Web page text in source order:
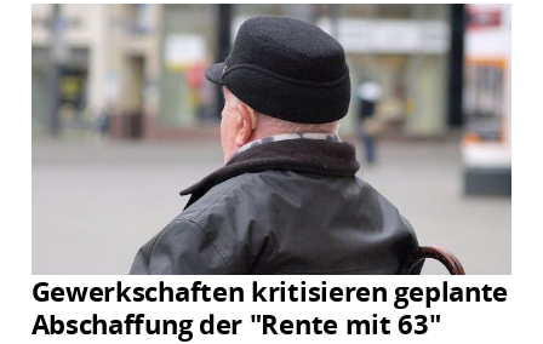
Gewerkschaften kritisieren geplante
Abschaffung der "Rente mit 63"